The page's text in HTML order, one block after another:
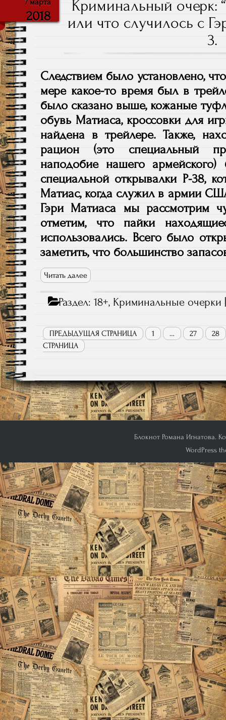
2018
Криминальный очерк:
или что случилось с
3.
Следствием было установлено,
мере какое-то время был в
было сказано выше, кожаные
обувь Матиаса, кроссовки для
найдена в трейлере. Также,
рацион (это специальный
наподобие нашего
специальной открывалки Р-38,
Матиас, когда служил в армии
Гэри Матиаса мы рассмотрим
отметим, что пайки
использовались. Всего было
заметить, что большинство
Читать далее
Раздел:18+, Криминальные очерки
ПРЕДЫДУЩАЯ СТРАНИЦА 1 … 27
28
СТРАНИЦА
Блокнот Романа Игнатова.
WordPress